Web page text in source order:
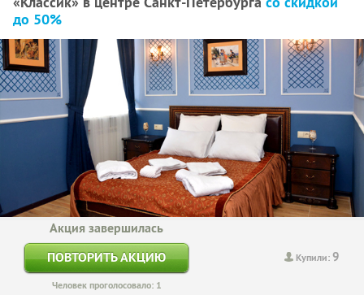
до 50%
Купили:9
Акция завершилась
ПОВТОРИТЬ АКЦИЮ
Человек проголосовало: 1